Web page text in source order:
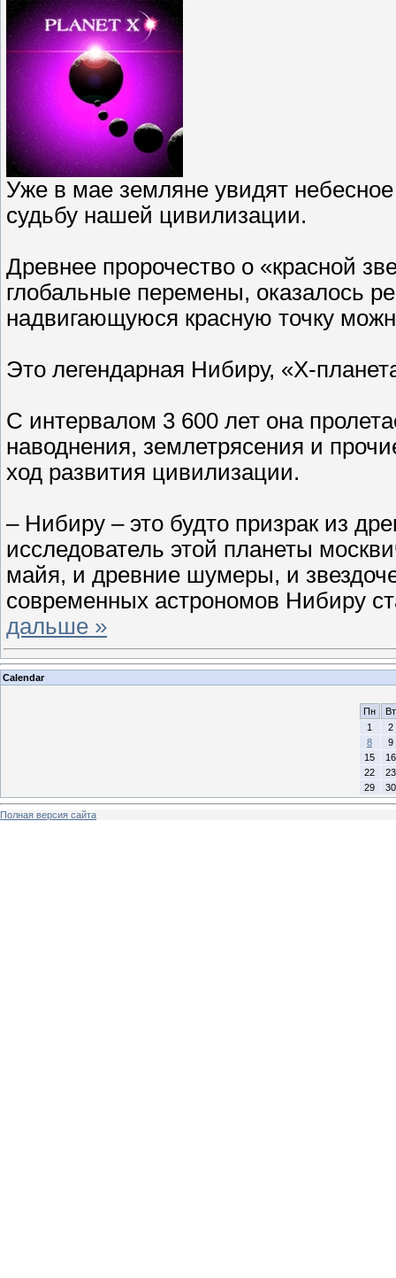
Уже в мае земляне увидят
судьбу нашей цивилизации.
Древнее пророчество о «красной
глобальные перемены, оказалось
надвигающуюся красную точку
Это легендарная Нибиру, «Х-
С интервалом 3 600 лет она
наводнения, землетрясения и
ход развития цивилизации.
– Нибиру – это будто призрак из
исследователь этой планеты
майя, и древние шумеры, и
современных астрономов Нибиру
дальше »
Calendar
Пн
Вт
1
2
8
9
15
16
22
23
29
30
Полная версия сайта